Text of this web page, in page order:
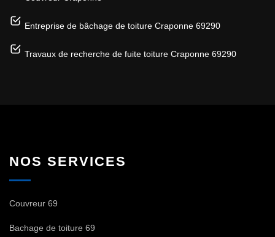
Entreprise de bâchage de toiture Craponne 69290
Travaux de recherche de fuite toiture Craponne 69290
NOS SERVICES
Couvreur 69
Bachage de toiture 69